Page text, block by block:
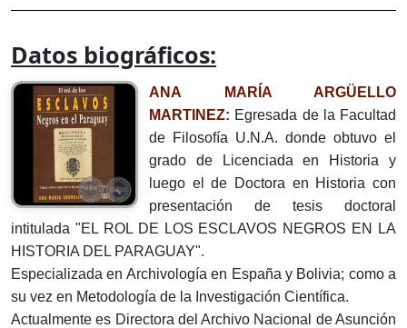
Datos biográficos:
ANA MARÍA ARGÜELLO
MARTINEZ: Egresada de la Facultad
de Filosofía U.N.A. donde obtuvo el
grado de Licenciada en Historia y
luego el de Doctora en Historia con
presentación de tesis doctoral
intitulada "EL ROL DE LOS ESCLAVOS NEGROS EN LA
HISTORIA DEL PARAGUAY".
Especializada en Archivología en España y Bolivia; como a
su vez en Metodología de la Investigación Científica.
Actualmente es Directora del Archivo Nacional de Asunción